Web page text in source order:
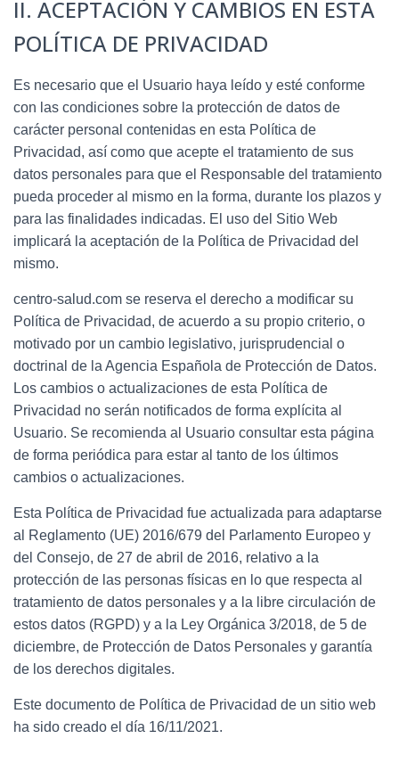
II. ACEPTACIÓN Y CAMBIOS EN ESTA
POLÍTICA DE PRIVACIDAD
Es necesario que el Usuario haya leído y esté conforme
con las condiciones sobre la protección de datos de
carácter personal contenidas en esta Política de
Privacidad, así como que acepte el tratamiento de sus
datos personales para que el Responsable del tratamiento
pueda proceder al mismo en la forma, durante los plazos y
para las finalidades indicadas. El uso del Sitio Web
implicará la aceptación de la Política de Privacidad del
mismo.
centro-salud.com se reserva el derecho a modificar su
Política de Privacidad, de acuerdo a su propio criterio, o
motivado por un cambio legislativo, jurisprudencial o
doctrinal de la Agencia Española de Protección de Datos.
Los cambios o actualizaciones de esta Política de
Privacidad no serán notificados de forma explícita al
Usuario. Se recomienda al Usuario consultar esta página
de forma periódica para estar al tanto de los últimos
cambios o actualizaciones.
Esta Política de Privacidad fue actualizada para adaptarse
al Reglamento (UE) 2016/679 del Parlamento Europeo y
del Consejo, de 27 de abril de 2016, relativo a la
protección de las personas físicas en lo que respecta al
tratamiento de datos personales y a la libre circulación de
estos datos (RGPD) y a la Ley Orgánica 3/2018, de 5 de
diciembre, de Protección de Datos Personales y garantía
de los derechos digitales.
Este documento de Política de Privacidad de un sitio web
ha sido creado el día 16/11/2021.